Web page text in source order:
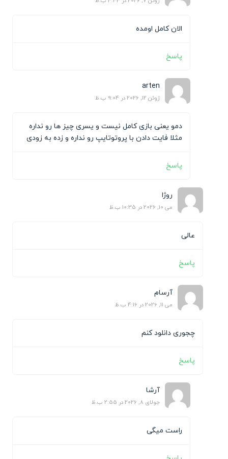
الان کامل اومده
پاسخ
arten
ژوئن 12, 2026 در 9:04 ب.ظ
دمو یعنی بازی کامل نیست و یسری چیز ها رو نداره
مثلا فایت دادن با پروتوتایپ رو نداره و زده به زودی
پاسخ
روژا
می 10, 2026 در 10:35 ب.ظ
عالی
پاسخ
آرسام
می 11, 2026 در 4:16 ب.ظ
چجوری دانلود کنم
پاسخ
آرشا
جولای 8, 2026 در 2:55 ب.ظ
راست میگی